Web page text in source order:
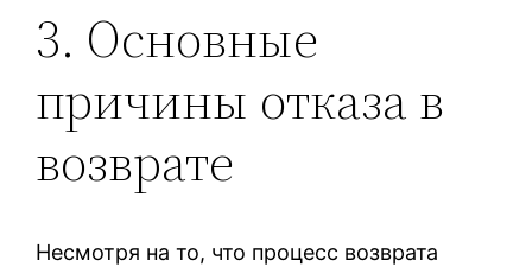
3. Основные
причины отказа в
возврате
Несмотря на то, что процесс возврата